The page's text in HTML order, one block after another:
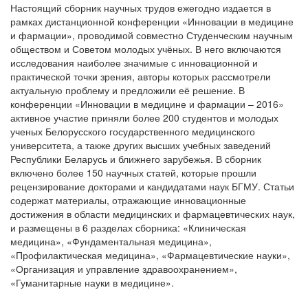
Настоящий сборник научных трудов ежегодно издается в
рамках дистанционной конференции «Инновации в медицине
и фармации», проводимой совместно Студенческим научным
обществом и Советом молодых учёных. В него включаются
исследования наиболее значимые с инновационной и
практической точки зрения, авторы которых рассмотрели
актуальную проблему и предложили её решение. В
конференции «Инновации в медицине и фармации – 2016»
активное участие приняли более 200 студентов и молодых
ученых Белорусского государственного медицинского
университета, а также других высших учебных заведений
Республики Беларусь и ближнего зарубежья. В сборник
включено более 150 научных статей, которые прошли
рецензирование докторами и кандидатами наук БГМУ. Статьи
содержат материалы, отражающие инновационные
достижения в области медицинских и фармацевтических наук,
и размещены в 6 разделах сборника: «Клиническая
медицина», «Фундаментальная медицина»,
«Профилактическая медицина», «Фармацевтические науки»,
«Организация и управление здравоохранением»,
«Гуманитарные науки в медицине».